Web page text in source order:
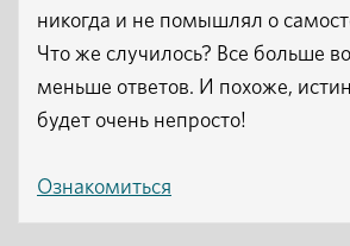
никогда и не помышлял о
Что же случилось? Все больше
меньше ответов. И похоже,
будет очень непросто!
Ознакомиться